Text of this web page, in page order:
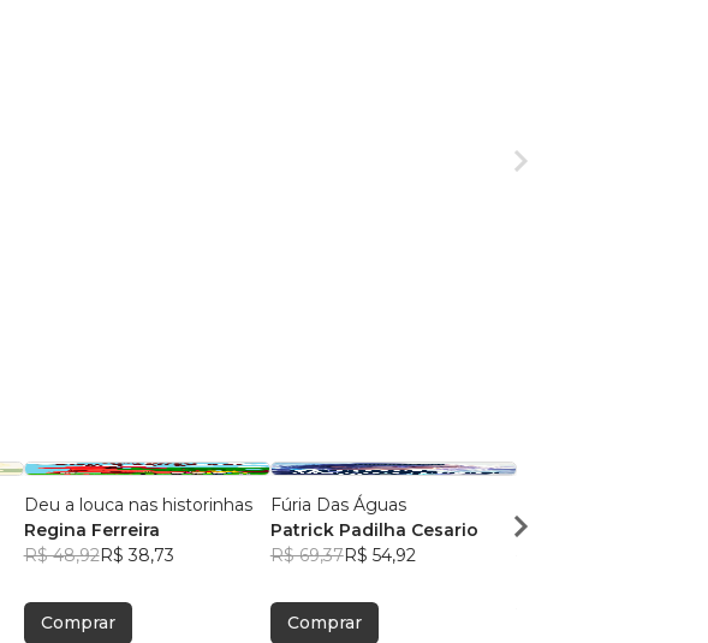
Deu a louca nas historinhas
Regina Ferreira
R$ 48,92R$ 38,73
Comprar
Fúria Das Águas
Patrick Padilha Cesario
R$ 69,37R$ 54,92
Comprar
Enzo Maia Springer